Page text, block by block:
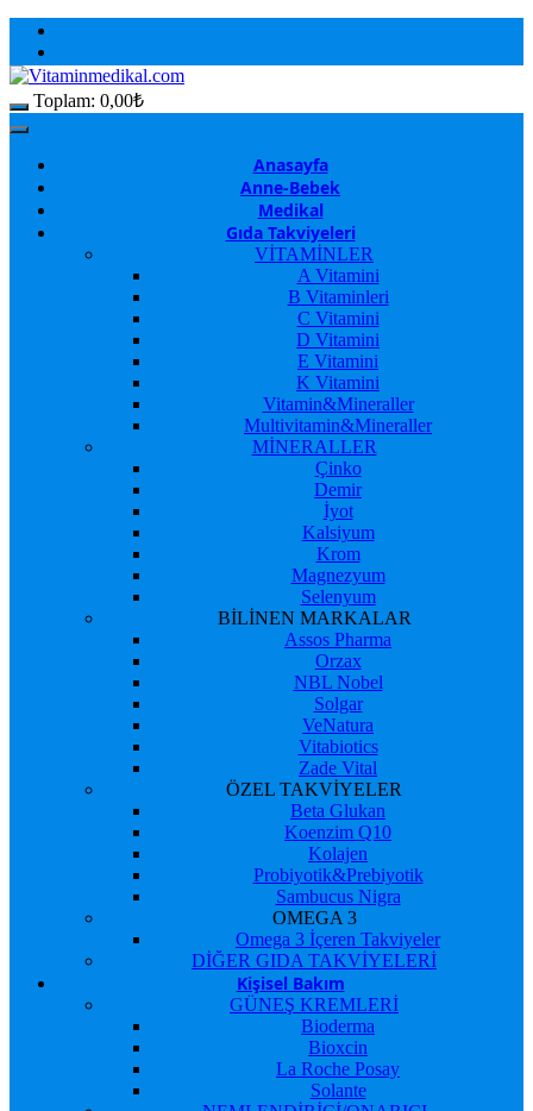
Toplam: 0,00₺
Anasayfa
Anne-Bebek
Medikal
Gıda Takviyeleri
VİTAMİNLER
A Vitamini
B Vitaminleri
C Vitamini
D Vitamini
E Vitamini
K Vitamini
Vitamin&Mineraller
Multivitamin&Mineraller
MİNERALLER
Çinko
Demir
İyot
Kalsiyum
Krom
Magnezyum
Selenyum
BİLİNEN MARKALAR
Assos Pharma
Orzax
NBL Nobel
Solgar
VeNatura
Vitabiotics
Zade Vital
ÖZEL TAKVİYELER
Beta Glukan
Koenzim Q10
Kolajen
Probiyotik&Prebiyotik
Sambucus Nigra
OMEGA 3
Omega 3 İçeren Takviyeler
DİĞER GIDA TAKVİYELERİ
Kişisel Bakım
GÜNEŞ KREMLERİ
Bioderma
Bioxcin
La Roche Posay
Solante